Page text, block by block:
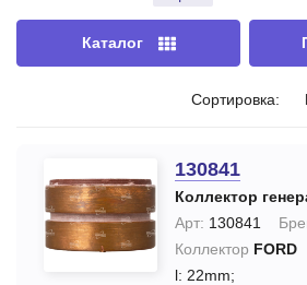
Каталог
Сортировка:
130841
Коллектор
Арт: 130841
Коллектор FORD
l: 22mm;